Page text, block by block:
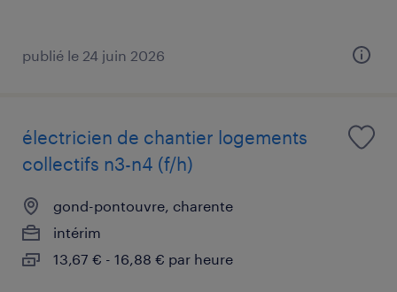
publié le 24 juin 2026
électricien de chantier logements
collectifs n3-n4 (f/h)
gond-pontouvre, charente
intérim
13,67 € - 16,88 € par heure